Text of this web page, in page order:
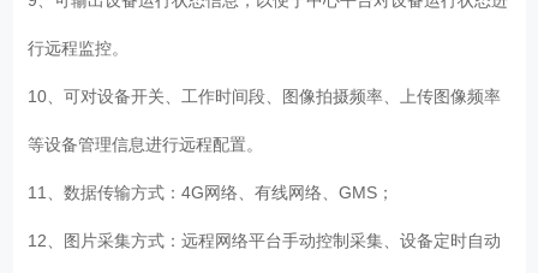
行远程监控。
10、可对设备开关、工作时间段、图像拍摄频率、上传图像频率
等设备管理信息进行远程配置。
11、数据传输方式：4G网络、有线网络、GMS；
12、图片采集方式：远程网络平台手动控制采集、设备定时自动